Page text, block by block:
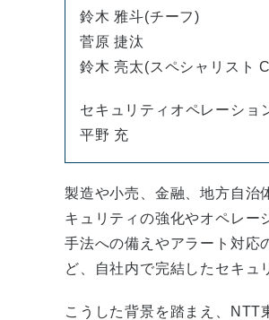
鈴木 雅斗(チーフ)
菅原 捷汰
鈴木 亮太(スペシャリスト
セキュリティオペレーショ
平野 充
製造や小売、金融、地方自治
キュリティの強化やオペレー
手法への備えやアラート対応
ど、自社内で完結したセキュ
こうした背景を踏まえ、NTT